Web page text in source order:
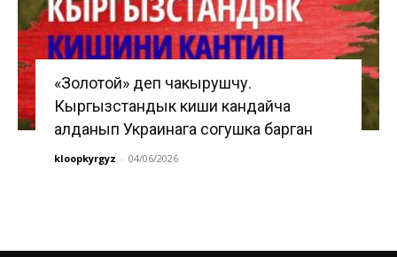
«Золотой» деп чакырушчу.
Кыргызстандык киши кандайча
алданып Украинага согушка барган
kloopkyrgyz - 04/06/2026